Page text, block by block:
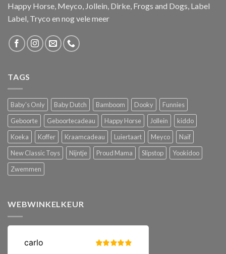
Happy Horse, Meyco, Jollein, Dirke, Frogs and Dogs, Label
Label, Tryco en nog vele meer
TAGS
Baby's Only Baby Dutch Bamboom Dooky
Funnies
Geboorte
Geboortecadeau Happy Horse Jollein
kiddo
Koeka
Koffer Kraamcadeau Luiertaart Meyco
Naïf
New Classic Toys
Nijntje Proud Mama Slipstop
Yookidoo
Zwemmen
WEBWINKELKEUR